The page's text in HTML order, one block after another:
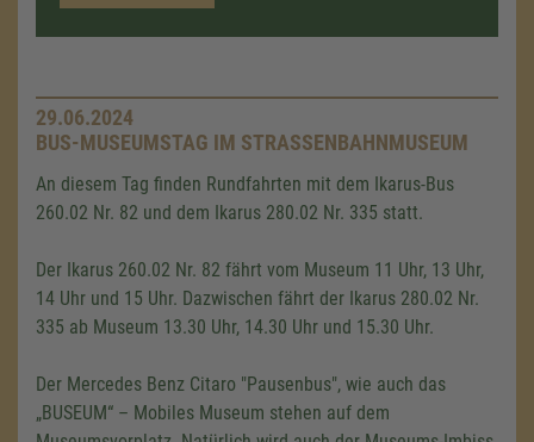
29.06.2024
BUS-MUSEUMSTAG IM STRASSENBAHNMUSEUM
An diesem Tag finden Rundfahrten mit dem Ikarus-Bus
260.02 Nr. 82 und dem Ikarus 280.02 Nr. 335 statt.
Der Ikarus 260.02 Nr. 82 fährt vom Museum 11 Uhr, 13 Uhr,
14 Uhr und 15 Uhr. Dazwischen fährt der Ikarus 280.02 Nr.
335 ab Museum 13.30 Uhr, 14.30 Uhr und 15.30 Uhr.
Der Mercedes Benz Citaro "Pausenbus", wie auch das
„BUSEUM“ – Mobiles Museum stehen auf dem